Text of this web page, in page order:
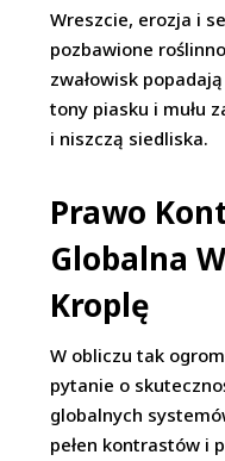
Wreszcie, erozja i
pozbawione
zwałowisk
tony piasku i mułu
i niszczą siedliska.
Prawo
Globalna
Kroplę
W obliczu tak
pytanie o
globalnych
pełen kontrastów i